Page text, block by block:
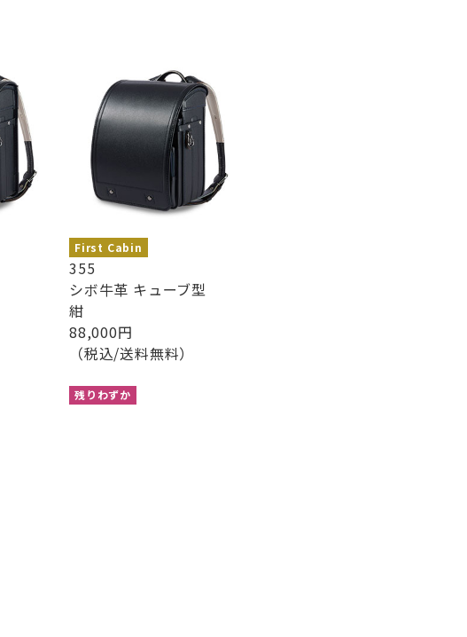
First Cabin
355
シボ牛革 キューブ型
紺
88,000円
（税込/送料無料）
残りわずか